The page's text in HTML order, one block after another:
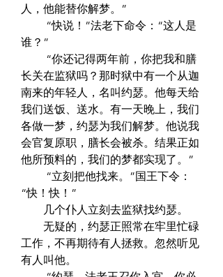
人，他能替你解梦。”
“快说！”法老下命令：“这人是
谁？”
“你还记得两年前，你把我和膳
长关在监狱吗？那时狱中有一个从迦
南来的年轻人，名叫约瑟。他每天给
我们送饭、送水。有一天晚上，我们
各做一梦，约瑟为我们解梦。他说我
会官复原职，膳长会被杀。结果正如
他所预料的，我们的梦都实现了。”
“立刻把他找来。”国王下令：
“快！快！”
几个仆人立刻去监狱找约瑟。
无疑的，约瑟正照常在牢里忙碌
工作，不再期待有人拯救。忽然听见
有人叫他。